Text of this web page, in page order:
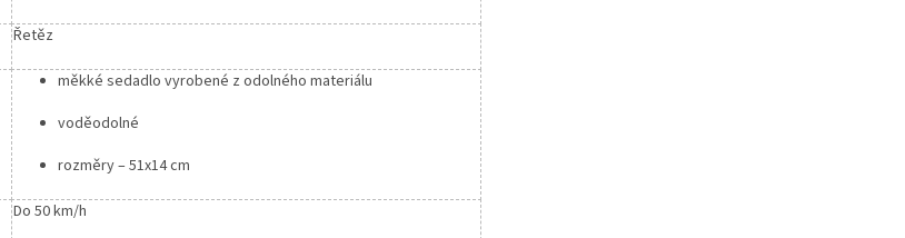
Řetěz
měkké sedadlo vyrobené z odolného materiálu
voděodolné
rozměry – 51x14 cm
Do 50 km/h